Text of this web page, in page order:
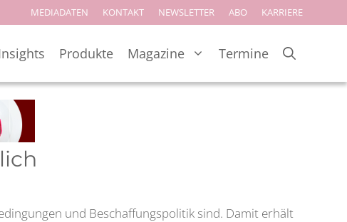
MEDIADATEN KONTAKT NEWSLETTER ABO KARRIERE
Produkte Magazine Termine
und Beschaffungspolitik sind. Damit erhält